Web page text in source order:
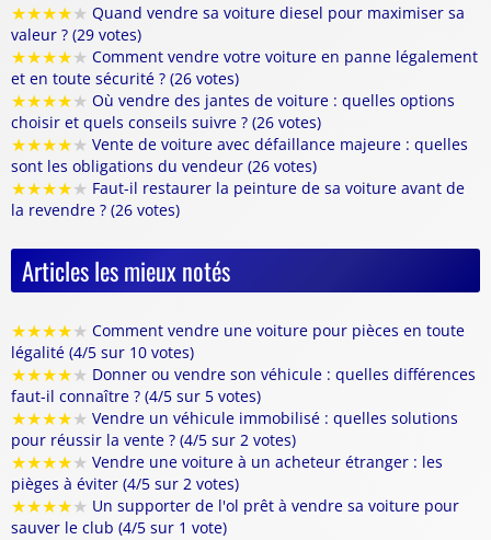
★★★★★ Quand vendre sa voiture diesel pour maximiser sa
valeur ? (29 votes)
★★★★★ Comment vendre votre voiture en panne légalement
et en toute sécurité ? (26 votes)
★★★★★ Où vendre des jantes de voiture : quelles options
choisir et quels conseils suivre ? (26 votes)
★★★★★ Vente de voiture avec défaillance majeure : quelles
sont les obligations du vendeur (26 votes)
★★★★★ Faut-il restaurer la peinture de sa voiture avant de
la revendre ? (26 votes)
Articles les mieux notés
★★★★★ Comment vendre une voiture pour pièces en toute
légalité (4/5 sur 10 votes)
★★★★★ Donner ou vendre son véhicule : quelles différences
faut-il connaître ? (4/5 sur 5 votes)
★★★★★ Vendre un véhicule immobilisé : quelles solutions
pour réussir la vente ? (4/5 sur 2 votes)
★★★★★ Vendre une voiture à un acheteur étranger : les
pièges à éviter (4/5 sur 2 votes)
★★★★★ Un supporter de l'ol prêt à vendre sa voiture pour
sauver le club (4/5 sur 1 vote)